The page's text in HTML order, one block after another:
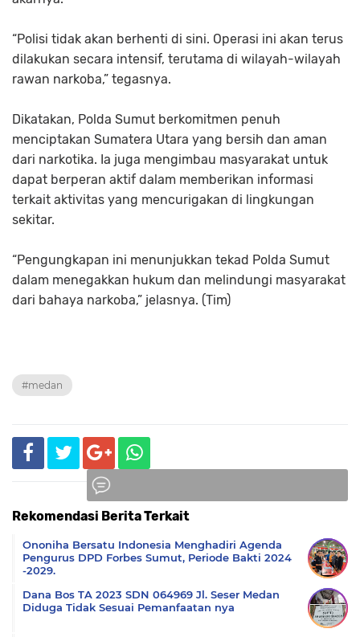
“Polisi tidak akan berhenti di sini. Operasi ini akan terus
dilakukan secara intensif, terutama di wilayah-wilayah
rawan narkoba,” tegasnya.
Dikatakan, Polda Sumut berkomitmen penuh
menciptakan Sumatera Utara yang bersih dan aman
dari narkotika. Ia juga mengimbau masyarakat untuk
dapat berperan aktif dalam memberikan informasi
terkait aktivitas yang mencurigakan di lingkungan
sekitar.
“Pengungkapan ini menunjukkan tekad Polda Sumut
dalam menegakkan hukum dan melindungi masyarakat
dari bahaya narkoba,” jelasnya. (Tim)
#medan
Rekomendasi Berita Terkait
Ononiha Bersatu Indonesia Menghadiri Agenda
Pengurus DPD Forbes Sumut, Periode Bakti 2024
-2029.
Dana Bos TA 2023 SDN 064969 Jl. Seser Medan
Diduga Tidak Sesuai Pemanfaatan nya